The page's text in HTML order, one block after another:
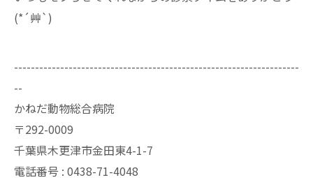
(*´艸`)
--------------------------------------------------------------------
--
かねだ動物総合病院
〒292-0009
千葉県木更津市金田東4-1-7
電話番号 : 0438-71-4048